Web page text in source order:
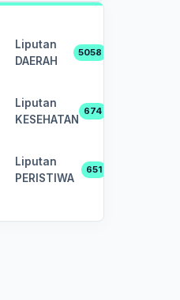
Liputan
DAERAH
5058
Liputan
KESEHATAN
674
Liputan
PERISTIWA
651